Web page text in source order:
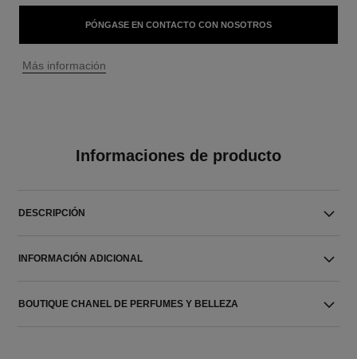
PÓNGASE EN CONTACTO CON NOSOTROS
↩
Más información
Informaciones de producto
DESCRIPCIÓN
INFORMACIÓN ADICIONAL
BOUTIQUE CHANEL DE PERFUMES Y BELLEZA